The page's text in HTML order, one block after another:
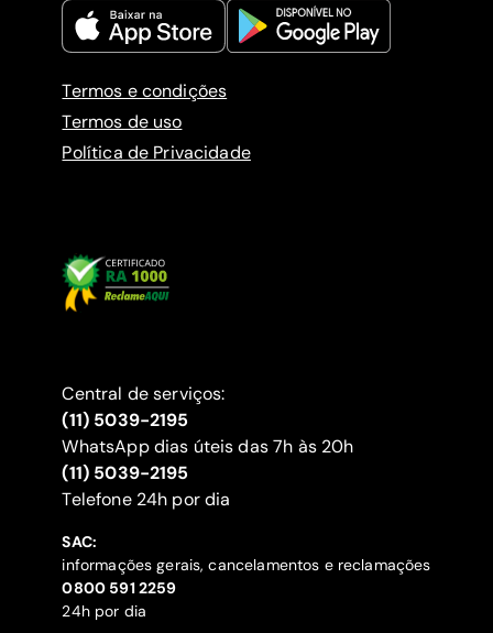
Termos e condições
Termos de uso
Política de Privacidade
Central de serviços:
(11) 5039-2195
WhatsApp dias úteis das 7h às 20h
(11) 5039-2195
‍Telefone 24h por dia
SAC:
informações gerais, cancelamentos e reclamações
‍0800 591 2259
24h por dia